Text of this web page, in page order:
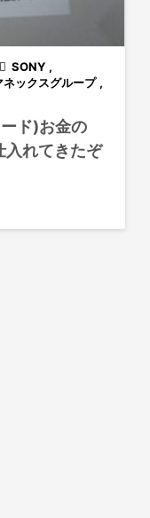
 SONY ,
ネックスグループ ,
ド)お金の
入れてきたぞ